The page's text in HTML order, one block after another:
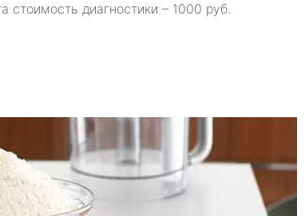
стоимость диагностики – 1000 руб.